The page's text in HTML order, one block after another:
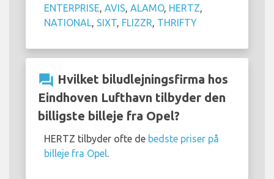
ENTERPRISE, AVIS, ALAMO, HERTZ,
NATIONAL, SIXT, FLIZZR, THRIFTY
question_answer Hvilket biludlejningsfirma hos
Eindhoven Lufthavn tilbyder den
billigste billeje fra Opel?
HERTZ tilbyder ofte de bedste priser på
billeje fra Opel.